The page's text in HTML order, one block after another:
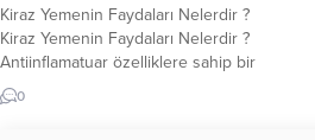
Kiraz Yemenin Faydaları Nelerdir ?
Kiraz Yemenin Faydaları Nelerdir ?
Antiinflamatuar özelliklere sahip bir
antioksidan deposu olan kiraz,
iltihaplanma ve hastalık
0